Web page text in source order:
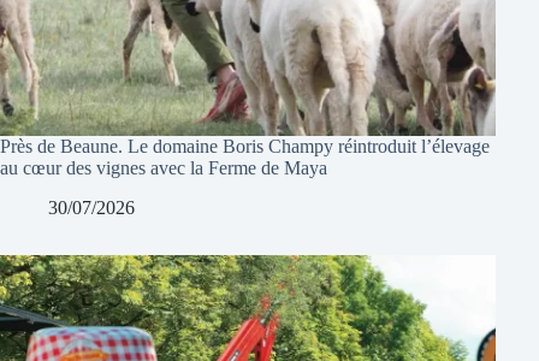
Près de Beaune. Le domaine Boris Champy réintroduit l’élevage
au cœur des vignes avec la Ferme de Maya
30/07/2026